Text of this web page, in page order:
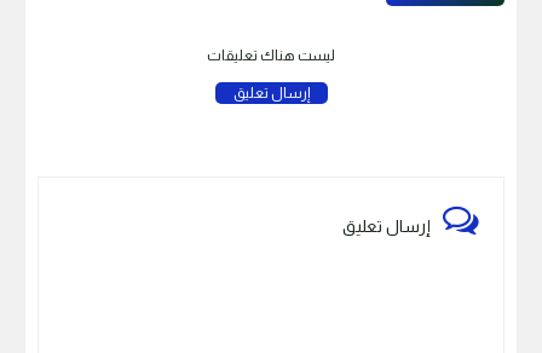
ليست هناك تعليقات
إرسال تعليق
إرسال تعليق